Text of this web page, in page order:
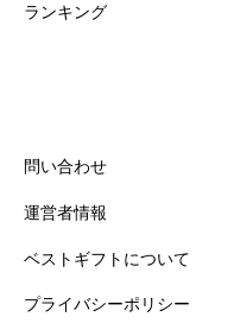
星の数をお選びください
知名度
星の数をお選びください
ランキング
問い合わせ
運営者情報
ベストギフトについて
プライバシーポリシー